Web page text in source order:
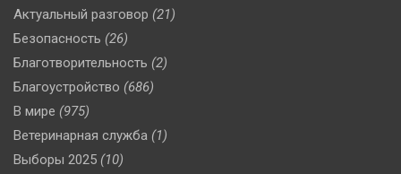
Актуальный разговор (21)
Безопасность (26)
Благотворительность (2)
Благоустройство (686)
В мире (975)
Ветеринарная служба (1)
Выборы 2025 (10)